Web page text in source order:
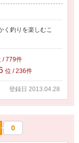
く釣りを楽しむこ
/ 779件
位 / 236件
登録日 2013.04.28
0